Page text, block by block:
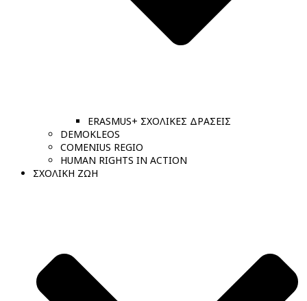
ERASMUS+ ΣΧΟΛΙΚΕΣ ΔΡΑΣΕΙΣ
DEMOKLEOS
COMENIUS REGIO
HUMAN RIGHTS IN ACTION
ΣΧΟΛΙΚΗ ΖΩΗ